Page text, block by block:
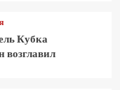
Кубка
возглавил